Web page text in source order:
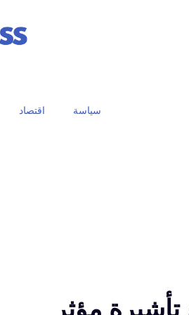
سياسة اقتصاد
تأشيرة مؤثر